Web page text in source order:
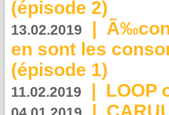
(épisode 2)
13.02.2019 |
en sont les
(épisode 1)
11.02.2019 | LOOP